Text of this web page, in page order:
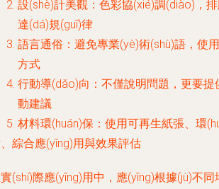
設(shè)計美觀：色彩協(xié)調(diào)，
達(dá)規(guī)律
語言通俗：避免專業(yè)術(shù)語，使
方式
行動導(dǎo)向：不僅說明問題，更要
動建議
材料環(huán)保：使用可再生紙張、環
綜合應(yīng)用與效果評估
(shí)際應(yīng)用中，應(yīng)根據(jù)不